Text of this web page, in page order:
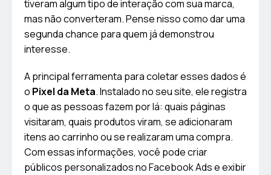
tiveram algum tipo de interação com sua marca,
mas não converteram. Pense nisso como dar uma
segunda chance para quem já demonstrou
interesse.
A principal ferramenta para coletar esses dados é
o Pixel da Meta. Instalado no seu site, ele registra
o que as pessoas fazem por lá: quais páginas
visitaram, quais produtos viram, se adicionaram
itens ao carrinho ou se realizaram uma compra.
Com essas informações, você pode criar
públicos personalizados no Facebook Ads e exibir